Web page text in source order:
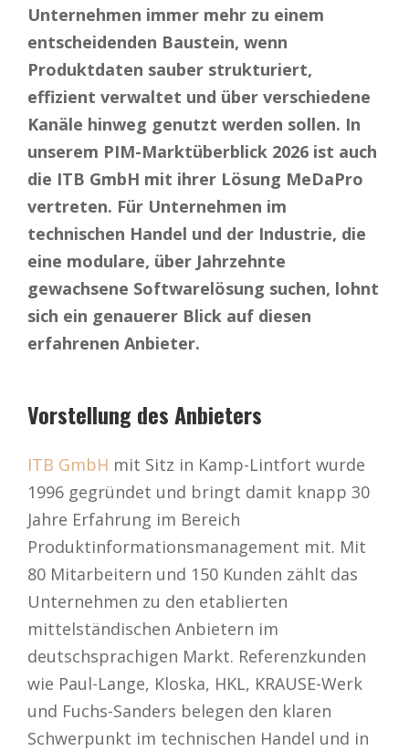
Unternehmen immer mehr zu einem
entscheidenden Baustein, wenn
Produktdaten sauber strukturiert,
effizient verwaltet und über verschiedene
Kanäle hinweg genutzt werden sollen. In
unserem PIM-Marktüberblick 2026 ist auch
die ITB GmbH mit ihrer Lösung MeDaPro
vertreten. Für Unternehmen im
technischen Handel und der Industrie, die
eine modulare, über Jahrzehnte
gewachsene Softwarelösung suchen, lohnt
sich ein genauerer Blick auf diesen
erfahrenen Anbieter.
Vorstellung des Anbieters
ITB GmbH mit Sitz in Kamp-Lintfort wurde
1996 gegründet und bringt damit knapp 30
Jahre Erfahrung im Bereich
Produktinformationsmanagement mit. Mit
80 Mitarbeitern und 150 Kunden zählt das
Unternehmen zu den etablierten
mittelständischen Anbietern im
deutschsprachigen Markt. Referenzkunden
wie Paul-Lange, Kloska, HKL, KRAUSE-Werk
und Fuchs-Sanders belegen den klaren
Schwerpunkt im technischen Handel und in